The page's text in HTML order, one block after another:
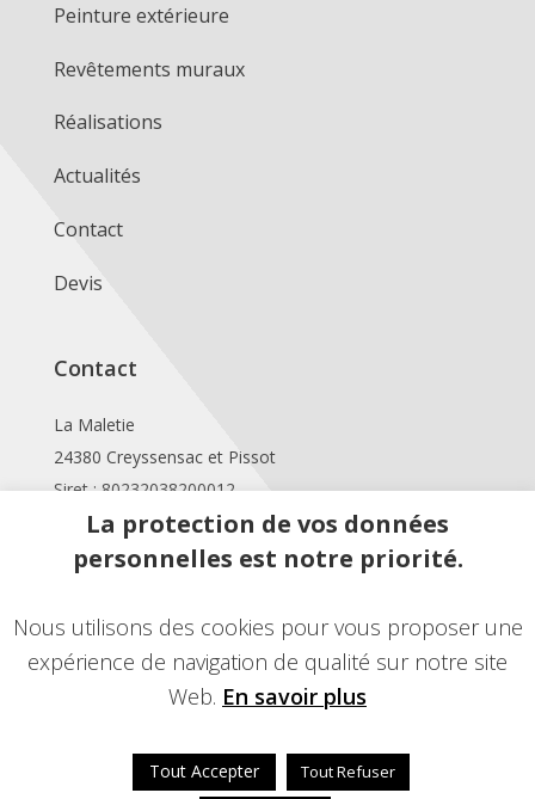
Peinture extérieure
Revêtements muraux
Réalisations
Actualités
Contact
Devis
Contact
La Maletie
24380 Creyssensac et Pissot
Siret : 80232038200012
Téléphone :
06 78 78 50 09
Mail :
lafcelyn@hotmail.fr
La protection de vos données
personnelles est notre priorité.
Nous utilisons des cookies pour vous proposer une
expérience de navigation de qualité sur notre site
Web. En savoir plus
Tout Accepter Tout Refuser